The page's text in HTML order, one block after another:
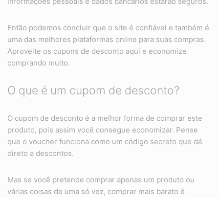
Então podemos concluir que o site é confiável e também é
uma das melhores plataformas online para suas compras.
Aproveite os cupons de desconto aqui e economize
comprando muito.
O que é um cupom de desconto?
O cupom de desconto é a melhor forma de comprar este
produto, pois assim você consegue economizar. Pense
que o voucher funciona como um código secreto que dá
direto a descontos.
Mas se você pretende comprar apenas um produto ou
várias coisas de uma só vez, comprar mais barato é